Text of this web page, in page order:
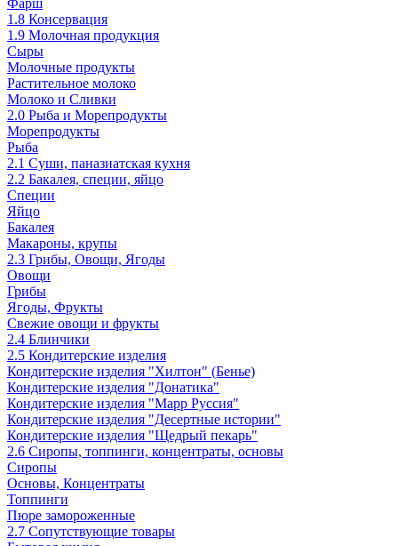
Фарш
1.8 Консервация
1.9 Молочная продукция
Сыры
Молочные продукты
Растительное молоко
Молоко и Сливки
2.0 Рыба и Морепродукты
Морепродукты
Рыба
2.1 Суши, паназиатская кухня
2.2 Бакалея, специи, яйцо
Специи
Яйцо
Бакалея
Макароны, крупы
2.3 Грибы, Овощи, Ягоды
Овощи
Грибы
Ягоды, Фрукты
Свежие овощи и фрукты
2.4 Блинчики
2.5 Кондитерские изделия
Кондитерские изделия "Хилтон" (Бенье)
Кондитерские изделия "Донатика"
Кондитерские изделия "Марр Руссия"
Кондитерские изделия "Десертные истории"
Кондитерские изделия "Щедрый пекарь"
2.6 Сиропы, топпинги, концентраты, основы
Сиропы
Основы, Концентраты
Топпинги
Пюре замороженные
2.7 Сопутствующие товары